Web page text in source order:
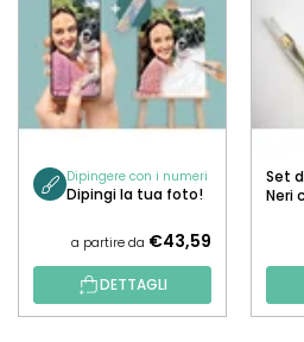
Dipingere con i numeri
Dipingi la tua foto!
a partire da €43,59
DETTAGLI
Set
Neri